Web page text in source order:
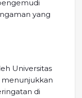
yang
Universitas
menunjukkan
di